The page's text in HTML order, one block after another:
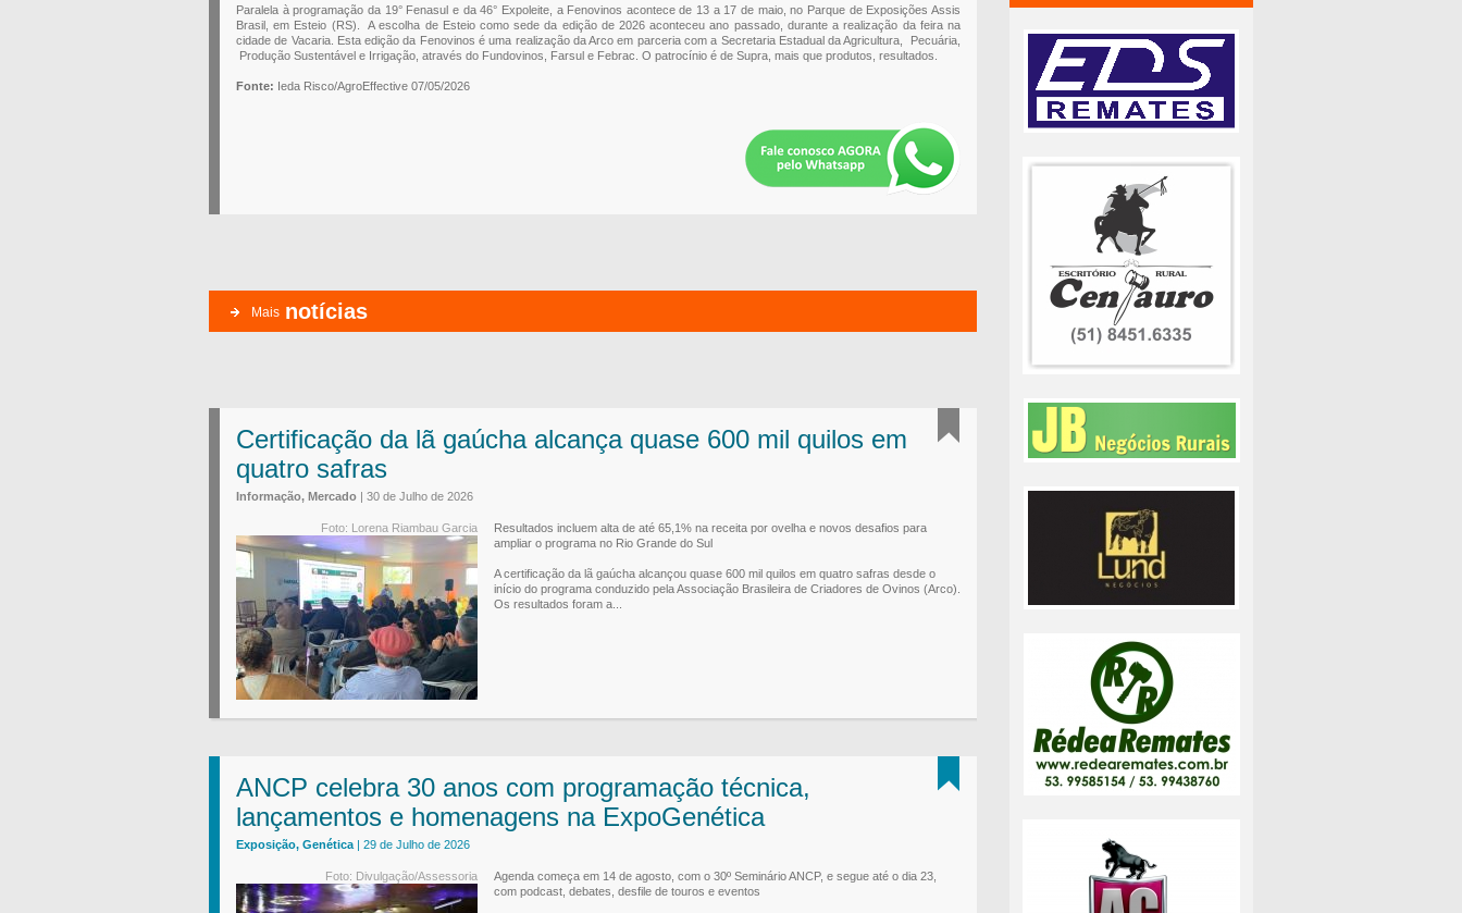
Paralela à programação da 19° Fenasul e da 46° Expoleite, a Fenovinos acontece de 13 a 17 de maio, no Parque de Exposições Assis
Brasil, em Esteio (RS). A escolha de Esteio como sede da edição de 2026 aconteceu ano passado, durante a realização da feira na
cidade de Vacaria. Esta edição da Fenovinos é uma realização da Arco em parceria com a Secretaria Estadual da Agricultura, Pecuária,
Produção Sustentável e Irrigação, através do Fundovinos, Farsul e Febrac. O patrocínio é de Supra, mais que produtos, resultados.
Fonte: Ieda Risco/AgroEffective 07/05/2026
Mais notícias
Certificação da lã gaúcha alcança quase 600 mil quilos em
quatro safras
Informação, Mercado | 30 de Julho de 2026
Foto: Lorena Riambau Garcia
Resultados incluem alta de até 65,1% na receita por ovelha e novos desafios para
ampliar o programa no Rio Grande do Sul
A certificação da lã gaúcha alcançou quase 600 mil quilos em quatro safras desde o
início do programa conduzido pela Associação Brasileira de Criadores de Ovinos (Arco).
Os resultados foram a...
ANCP celebra 30 anos com programação técnica,
lançamentos e homenagens na ExpoGenética
Exposição, Genética | 29 de Julho de 2026
Foto: Divulgação/Assessoria
Agenda começa em 14 de agosto, com o 30º Seminário ANCP, e segue até o dia 23,
com podcast, debates, desfile de touros e eventos